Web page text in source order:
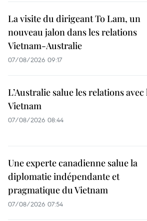
La visite du dirigeant To Lam, un
nouveau jalon dans les relations
Vietnam-Australie
07/08/2026 09:17
L’Australie salue les relations avec
Vietnam
07/08/2026 08:44
Une experte canadienne salue la
diplomatie indépendante et
pragmatique du Vietnam
07/08/2026 07:54